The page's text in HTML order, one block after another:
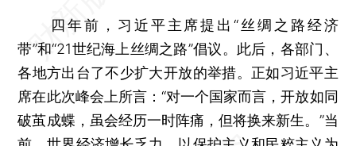
四年前，习近平主席提出“丝绸之路经济
带”和“21世纪海上丝绸之路”倡议。此后，各部门、
各地方出台了不少扩大开放的举措。正如习近平主
席在此次峰会上所言：“对一个国家而言，开放如同
破茧成蝶，虽会经历一时阵痛，但将换来新生。”当